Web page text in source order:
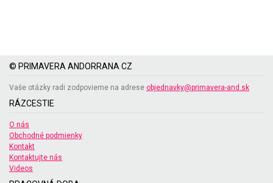
© PRIMAVERA ANDORRANA CZ
Vaše otázky radi zodpovieme na adrese objednavky@primavera-and.sk
RÁZCESTIE
O nás
Obchodné podmienky
Kontakt
Kontaktujte nás
Videos